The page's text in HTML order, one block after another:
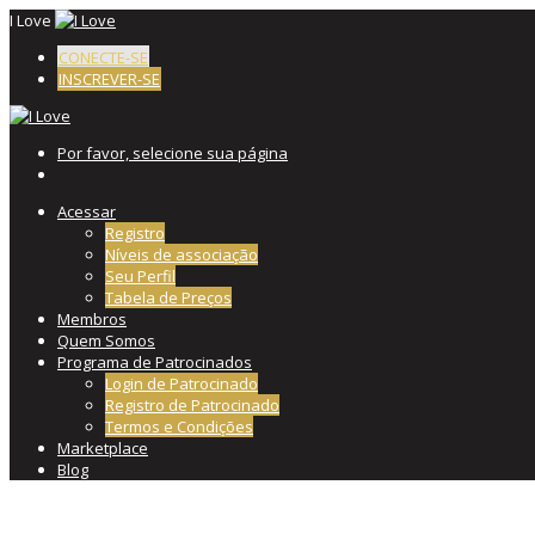
I Love
CONECTE-SE
INSCREVER-SE
Por favor, selecione sua página
Acessar
Registro
Níveis de associação
Seu Perfil
Tabela de Preços
Membros
Quem Somos
Programa de Patrocinados
Login de Patrocinado
Registro de Patrocinado
Termos e Condições
Marketplace
Blog